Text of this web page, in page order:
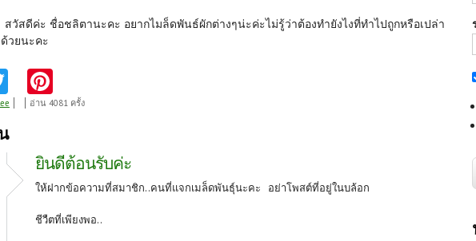
สวัสดีค่ะ ชื่อชลิตานะคะ อยากไมล็ดพันธ์ผักต่างๆน่ะค่ะไม่รู้ว่าต้องทำยังไงที่ทำไปถูกหรือเปล่า
วยนะคะ
w
itt
nt
es
t
อ่าน 4081 ครั้ง
ยินดีต้อนรับค่ะ
ให้ฝากข้อความที่สมาชิก..คนที่แจกเมล็ดพันธุ์นะคะ อย่าโพสต์ที่อยู่ในบล้อก
ชีวืตที่เพียงพอ..